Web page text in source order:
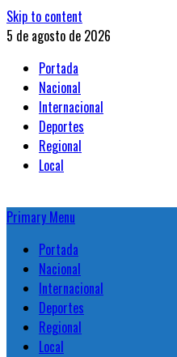
Skip to content
5 de agosto de 2026
Portada
Nacional
Internacional
Deportes
Regional
Local
Primary Menu
Portada
Nacional
Internacional
Deportes
Regional
Local